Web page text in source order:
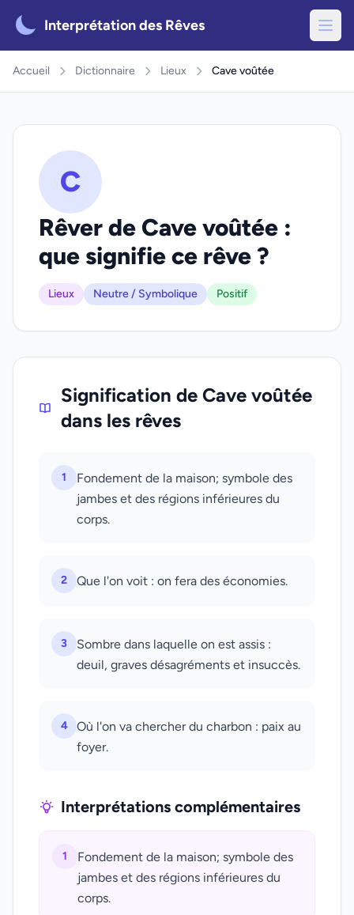
Interprétation des Rêves
Accueil Dictionnaire Lieux Cave voûtée
C
Rêver de Cave voûtée :
que signifie ce rêve ?
Lieux Neutre / Symbolique Positif
Signification de Cave voûtée
dans les rêves
1
Fondement de la maison; symbole des
jambes et des régions inférieures du
corps.
2 Que l'on voit : on fera des économies.
3
Sombre dans laquelle on est assis :
deuil, graves désagréments et insuccès.
4
Où l'on va chercher du charbon : paix au
foyer.
Interprétations complémentaires
1
Fondement de la maison; symbole des
jambes et des régions inférieures du
corps.